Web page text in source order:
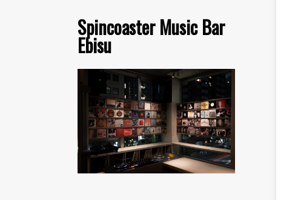
Spincoaster Music Bar
Ebisu